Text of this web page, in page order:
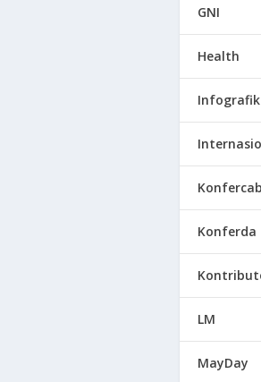
GNI
Health
Infografik
Konfercab
Konferda
LM
MayDay